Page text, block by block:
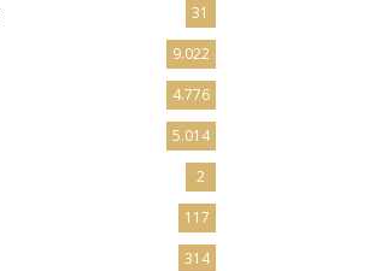
31
9.022
4.776
5.014
2
117
314